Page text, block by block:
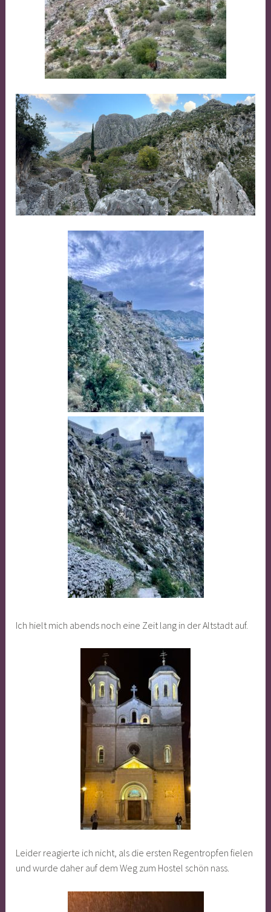
Ich hielt mich abends noch eine Zeit lang in der Altstadt auf.
Leider reagierte ich nicht, als die ersten Regentropfen fielen
und wurde daher auf dem Weg zum Hostel schön nass.